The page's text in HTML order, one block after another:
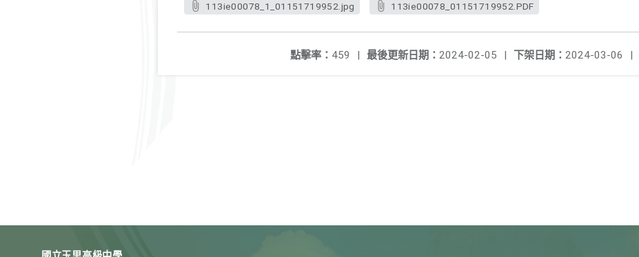
113ie00078_1_01151719952.jpg 113ie00078_01151719952.PDF
下架日期： 2024-03-06 |
最後更新日期： 2024-02-05 |
點擊率： 459 |